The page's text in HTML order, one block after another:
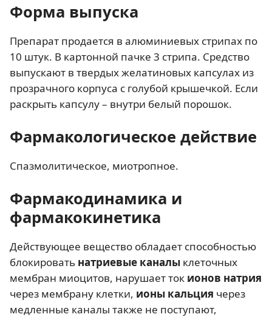
Форма выпуска
Препарат продается в алюминиевых стрипах по
10 штук. В картонной пачке 3 стрипа. Средство
выпускают в твердых желатиновых капсулах из
прозрачного корпуса с голубой крышечкой. Если
раскрыть капсулу – внутри белый порошок.
Фармакологическое действие
Спазмолитическое, миотропное.
Фармакодинамика и
фармакокинетика
Действующее вещество обладает способностью
блокировать натриевые каналы клеточных
мембран миоцитов, нарушает ток ионов натрия
через мембрану клетки, ионы кальция через
медленные каналы также не поступают,